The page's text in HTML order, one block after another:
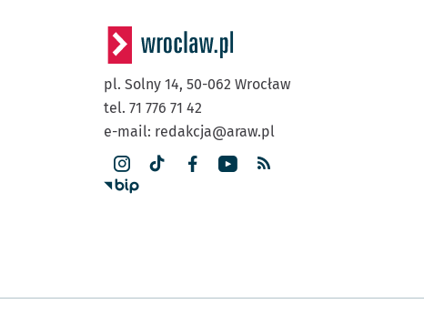
pl. Solny 14, 50-062 Wrocław
tel. 71 776 71 42
e-mail: redakcja@araw.pl